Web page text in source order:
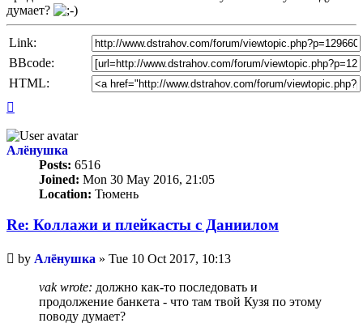
думает?
Link:
BBcode:
HTML:
Алёнушка
Posts: 6516
Joined: Mon 30 May 2016, 21:05
Location: Тюмень
Re: Коллажи и плейкасты с Даниилом
Unread
post
by Алёнушка » Tue 10 Oct 2017, 10:13
vak wrote: должно как-то последовать и
продолжение банкета - что там твой Кузя по этому
поводу думает?